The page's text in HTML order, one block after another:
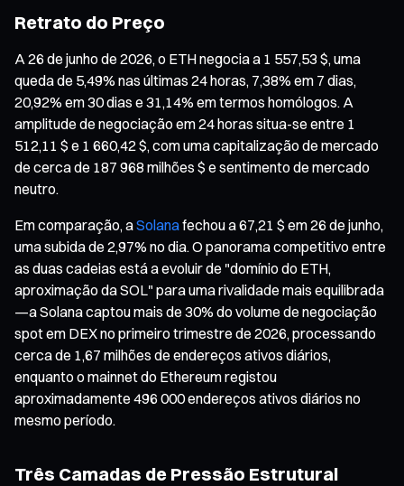
Retrato do Preço
A 26 de junho de 2026, o ETH negocia a 1 557,53 $, uma
queda de 5,49% nas últimas 24 horas, 7,38% em 7 dias,
20,92% em 30 dias e 31,14% em termos homólogos. A
amplitude de negociação em 24 horas situa-se entre 1
512,11 $ e 1 660,42 $, com uma capitalização de mercado
de cerca de 187 968 milhões $ e sentimento de mercado
neutro.
Em comparação, aSolanafechou a 67,21 $ em 26 de junho,
uma subida de 2,97% no dia. O panorama competitivo entre
as duas cadeias está a evoluir de "domínio do ETH,
aproximação da SOL" para uma rivalidade mais equilibrada
—a Solana captou mais de 30% do volume de negociação
spot em DEX no primeiro trimestre de 2026, processando
cerca de 1,67 milhões de endereços ativos diários,
enquanto o mainnet do Ethereum registou
aproximadamente 496 000 endereços ativos diários no
mesmo período.
Três Camadas de Pressão Estrutural